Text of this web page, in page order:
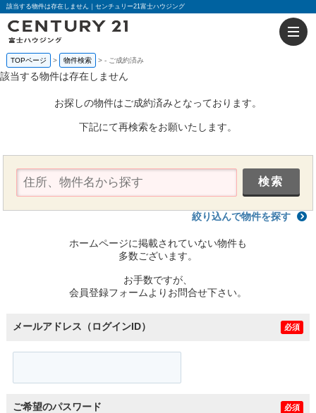
該当する物件は存在しません｜センチュリー21富士ハウジング
TOPページ 物件検索 - ご成約済み
該当する物件は存在しません
お探しの物件はご成約済みとなっております。
下記にて再検索をお願いたします。
絞り込んで物件を探す
ホームページに掲載されていない物件も
多数ございます。
お手数ですが、
会員登録フォームよりお問合せ下さい。
メールアドレス（ログインID） 必須
ご希望のパスワード 必須